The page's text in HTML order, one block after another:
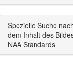
Spezielle Suche
dem Inhalt des
NAA Standards